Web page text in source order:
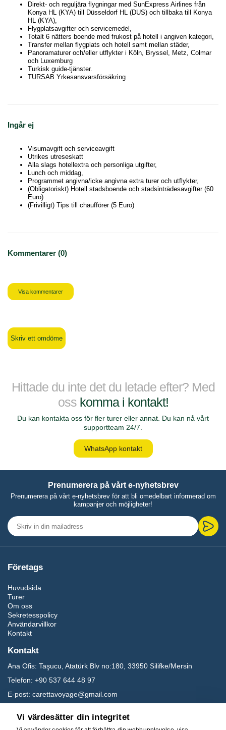
Direkt- och reguljära flygningar med SunExpress Airlines från
Konya HL (KYA) till Düsseldorf HL (DUS) och tillbaka till Konya
HL (KYA),
Flygplatsavgifter och servicemedel,
Totalt 6 nätters boende med frukost på hotell i angiven kategori,
Transfer mellan flygplats och hotell samt mellan städer,
Panoramaturer och/eller utflykter i Köln, Bryssel, Metz, Colmar
och Luxemburg
Turkisk guide-tjänster.
TURSAB Yrkesansvarsförsäkring
Ingår ej
Visumavgift och serviceavgift
Utrikes utreseskatt
Alla slags hotellextra och personliga utgifter,
Lunch och middag,
Programmet angivna/icke angivna extra turer och utflykter,
(Obligatoriskt) Hotell stadsboende och stadsinträdesavgifter (60
Euro)
(Frivilligt) Tips till chaufförer (5 Euro)
Kommentarer (0)
Visa kommentarer
Skriv ett omdöme
Hittade du inte det du letade efter? Med
oss komma i kontakt!
Du kan kontakta oss för fler turer eller annat. Du kan nå vårt
supportteam 24/7.
WhatsApp kontakt
Prenumerera på vårt e-nyhetsbrev
Prenumerera på vårt e-nyhetsbrev för att bli omedelbart informerad om
kampanjer och möjligheter!
Företags
Huvudsida
Turer
Om oss
Sekretesspolicy
Användarvillkor
Kontakt
Kontakt
Ana Ofis: Taşucu, Atatürk Blv no:180, 33950 Silifke/Mersin
Telefon: +90 537 644 48 97
E-post: carettavoyage@gmail.com
Sociala media
Vi värdesätter din integritet